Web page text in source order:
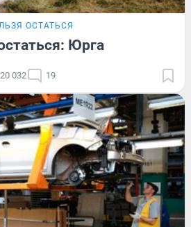
ОСТАТЬСЯ
Юрга
20 032 19